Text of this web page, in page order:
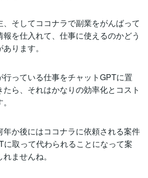
そしてココナラで副業をがんばって
を仕入れて、仕事に使えるのかどう
ります。
行っている仕事をチャットGPTに置
ら、それはかなりの効率化とコスト
か後にはココナラに依頼される案件
に取って代わられることになって案
ませんね。